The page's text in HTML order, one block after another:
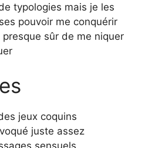
typologies mais je les
pouvoir me conquérir
sûr de me niquer
jeux coquins
juste assez